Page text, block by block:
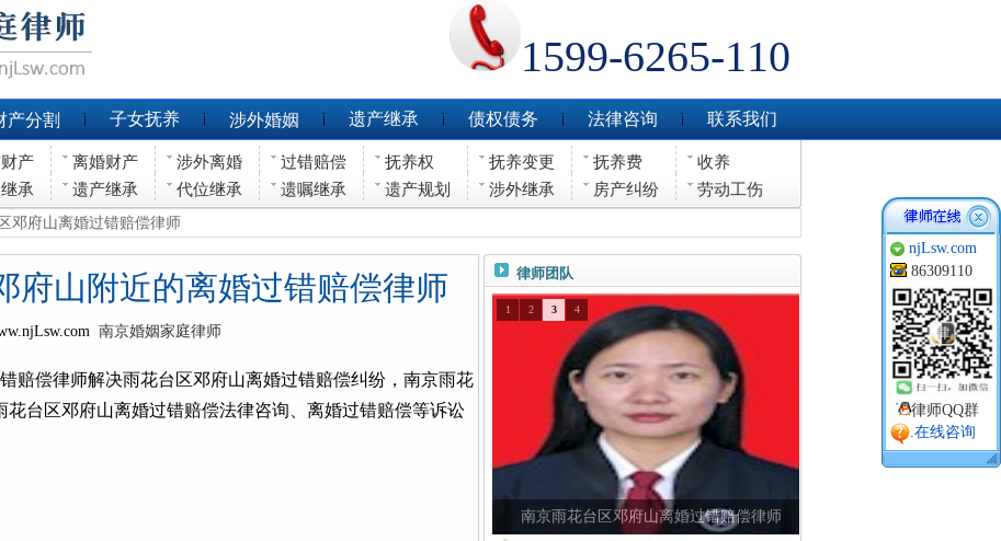
1599-6265-110
产分割 子女抚养 涉外婚姻 遗产继承 债权债务 法律咨询 联系我们
产 离婚财产 涉外离婚 过错赔偿 抚养权 抚养变更 抚养费
收养
承 遗产继承 代位继承 遗嘱继承 遗产规划 涉外继承 房产纠纷 劳动工伤
邓府山离婚过错赔偿律师
府山附近的离婚过错赔偿律师
南京婚姻家庭律师
赔偿律师解决雨花台区邓府山离婚过错赔偿纠纷，南京雨花
台区邓府山离婚过错赔偿法律咨询、离婚过错赔偿等诉讼
律师团队
南京雨花台区邓府山离婚过错赔偿律师
1 2 3 4
njLsw.com
86309110
律师QQ群
.在线咨询